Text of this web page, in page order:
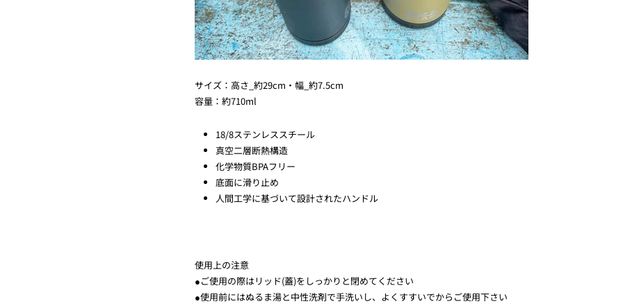
サイズ：高さ_約29cm・幅_約7.5cm
容量：約710ml
18/8ステンレススチール
真空二層断熱構造
化学物質BPAフリー
底面に滑り止め
人間工学に基づいて設計されたハンドル
使用上の注意
●ご使用の際はリッド(蓋)をしっかりと閉めてください
●使用前にはぬるま湯と中性洗剤で手洗いし、よくすすいでからご使用下さい